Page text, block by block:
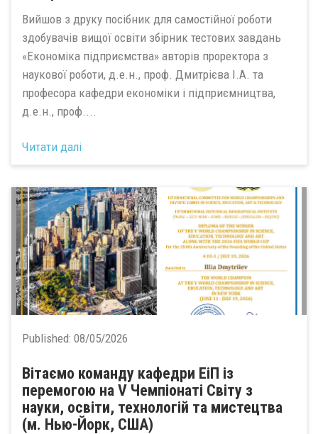
Вийшов з друку посібник для самостійної роботи
здобувачів вищої освіти збірник тестових завдань
«Економіка підприємства» авторів проректора з
наукової роботи, д.е.н., проф. Дмитрієва І.А. та
професора кафедри економіки і підприємництва,
д.е.н., проф....
Читати далі
Published: 08/05/2026
Вітаємо команду кафедри ЕіП із
перемогою на V Чемпіонаті Світу з
науки, освіти, технологій та мистецтва
(м. Нью-Йорк, США)